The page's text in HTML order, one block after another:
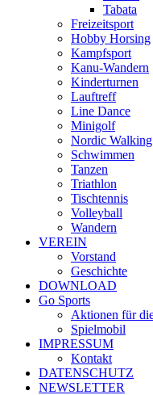
Tabata
Freizeitsport
Hobby Horsing
Kampfsport
Kanu-Wandern
Kinderturnen
Lauftreff
Line Dance
Minigolf
Nordic Walking
Schwimmen
Tanzen
Triathlon
Tischtennis
Volleyball
Wandern
VEREIN
Vorstand
Geschichte
DOWNLOAD
Go Sports
Aktionen für
Spielmobil
IMPRESSUM
Kontakt
DATENSCHUTZ
NEWSLETTER